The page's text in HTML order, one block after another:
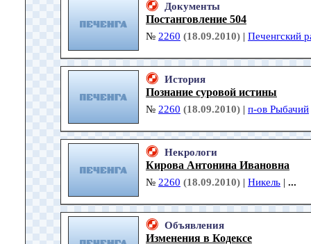
Документы
Постанговление 504
№ 2260 (18.09.2010) | Печенгский
История
Познание суровой истины
№ 2260 (18.09.2010) | п-ов Рыбачий
Некрологи
Кирова Антонина Ивановна
№ 2260 (18.09.2010) | Никель | ...
Объявления
Изменения в Кодексе